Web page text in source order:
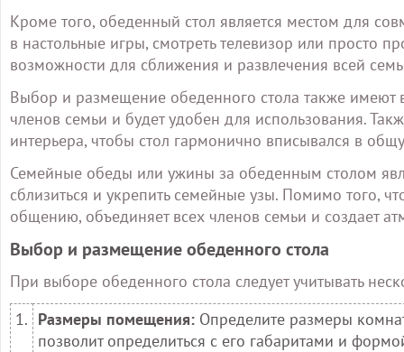
Кроме того, обеденный стол является местом для
в настольные игры, смотреть телевизор или просто
возможности для сближения и развлечения всей
Выбор и размещение обеденного стола также имеют
членов семьи и будет удобен для использования.
интерьера, чтобы стол гармонично вписывался в
Семейные обеды или ужины за обеденным столом
сблизиться и укрепить семейные узы. Помимо того,
общению, объединяет всех членов семьи и создает
Выбор и размещение обеденного стола
При выборе обеденного стола следует учитывать
1. Размеры помещения: Определите размеры
позволит определиться с его габаритами и